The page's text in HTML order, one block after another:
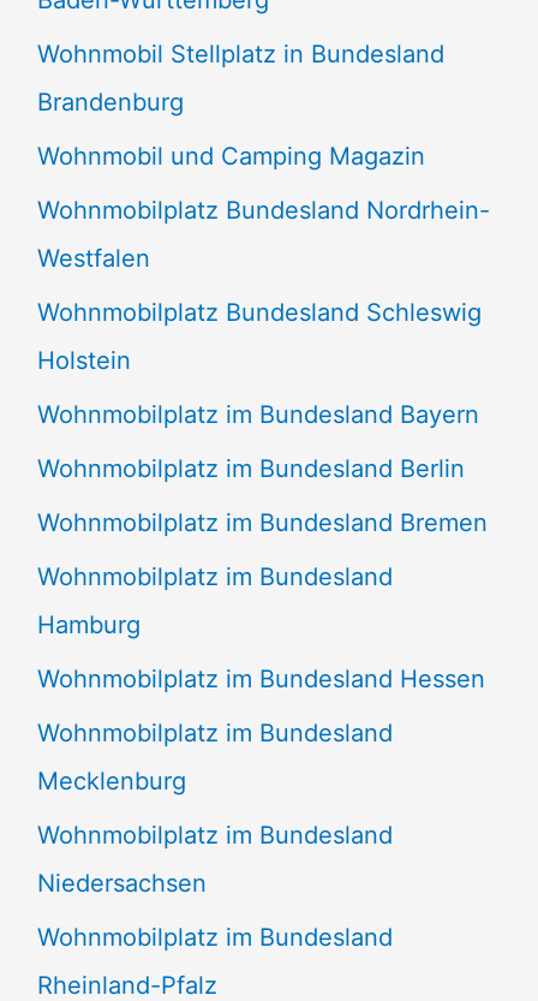
Wohnmobil Stellplatz in Bundesland
Brandenburg
Wohnmobil und Camping Magazin
Wohnmobilplatz Bundesland Nordrhein-
Westfalen
Wohnmobilplatz Bundesland Schleswig
Holstein
Wohnmobilplatz im Bundesland Bayern
Wohnmobilplatz im Bundesland Berlin
Wohnmobilplatz im Bundesland Bremen
Wohnmobilplatz im Bundesland
Hamburg
Wohnmobilplatz im Bundesland Hessen
Wohnmobilplatz im Bundesland
Mecklenburg
Wohnmobilplatz im Bundesland
Niedersachsen
Wohnmobilplatz im Bundesland
Rheinland-Pfalz